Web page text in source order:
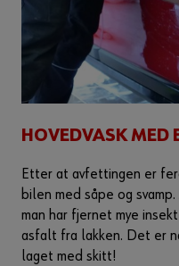
HOVEDVASK MED
Etter at avfettingen er
bilen med såpe og
man har fjernet mye
asfalt fra lakken. Det er
laget med skitt!